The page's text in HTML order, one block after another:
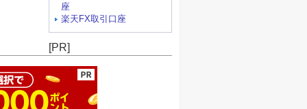
座
楽天FX取引口座
[PR]